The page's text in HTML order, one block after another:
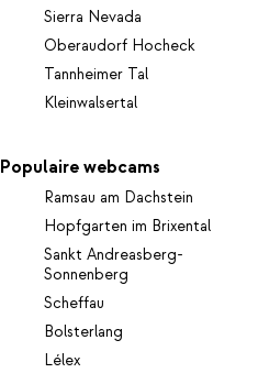
Sierra Nevada
Oberaudorf Hocheck
Tannheimer Tal
Kleinwalsertal
Populaire webcams
Ramsau am Dachstein
Hopfgarten im Brixental
Sankt Andreasberg-
Sonnenberg
Scheffau
Bolsterlang
Lélex